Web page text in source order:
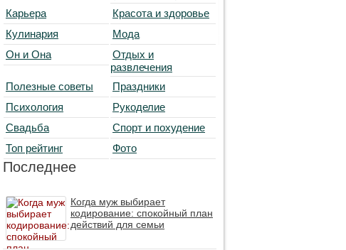
Карьера
Красота и здоровье
Кулинария
Мода
Он и Она
Отдых и
развлечения
Полезные советы
Праздники
Психология
Рукоделие
Свадьба
Спорт и похудение
Топ рейтинг
Фото
Последнее
Когда муж выбирает
кодирование: спокойный план
действий для семьи